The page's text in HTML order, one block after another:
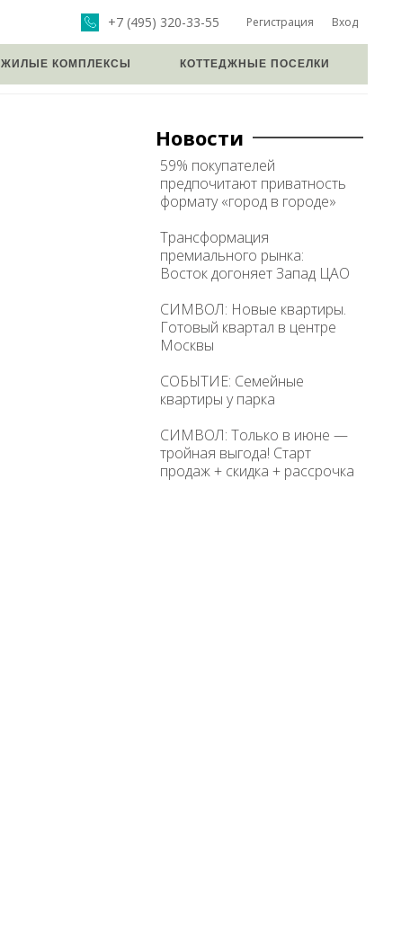
Регистрация Вход
+7 (495) 320-33-55
ЖИЛЫЕ КОМПЛЕКСЫ КОТТЕДЖНЫЕ ПОСЕЛКИ
Новости
59% покупателей
предпочитают приватность
формату «город в городе»
Трансформация
премиального рынка:
Восток догоняет Запад ЦАО
СИМВОЛ: Новые квартиры.
Готовый квартал в центре
Москвы
СОБЫТИЕ: Семейные
квартиры у парка
СИМВОЛ: Только в июне —
тройная выгода! Старт
продаж + скидка + рассрочка